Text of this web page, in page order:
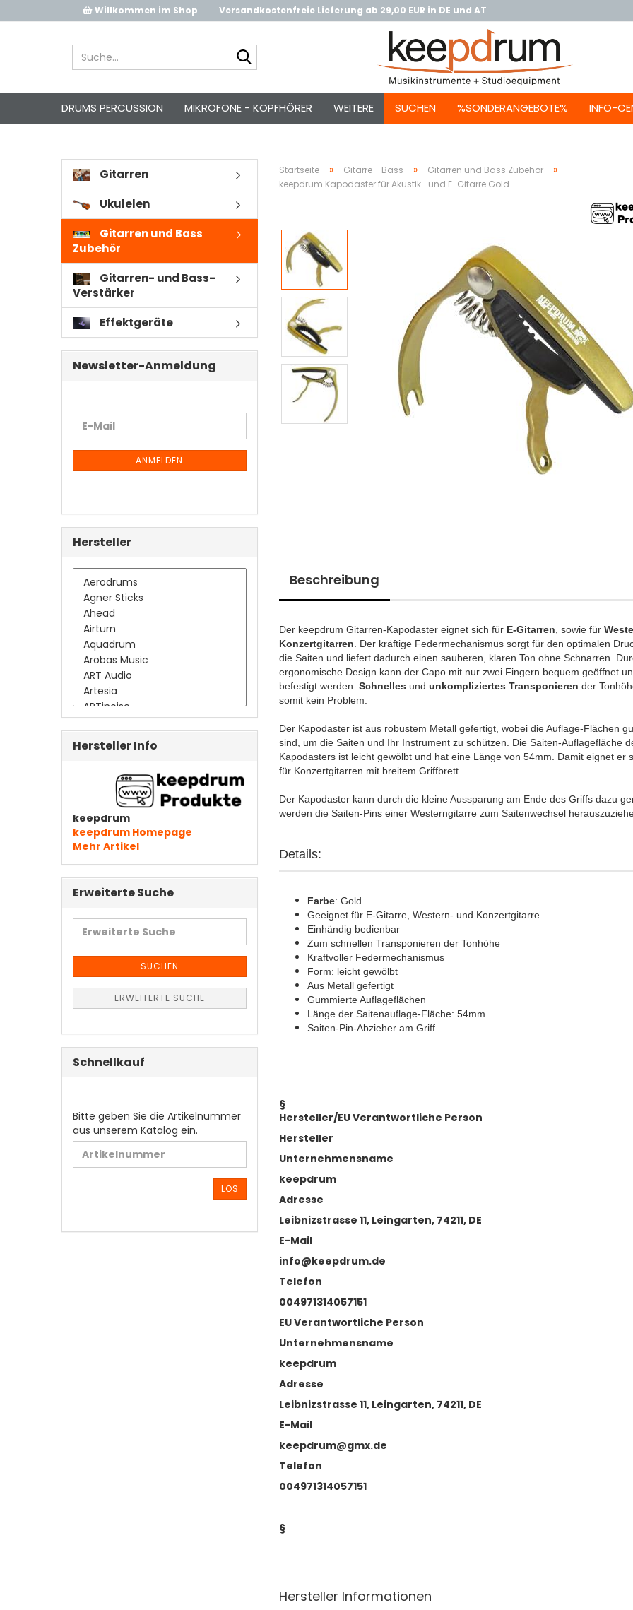
Willkommen im Shop Versandkostenfreie Lieferung ab 29,00 EUR in DE und AT
DRUMS PERCUSSION MIKROFONE - KOPFHÖRER SUCHEN %SONDERANGEBOTE% INFO-
WEITERE
Startseite » Gitarre - Bass » Gitarren und Bass Zubehör »
keepdrum Kapodaster für Akustik- und E-Gitarre Gold
Beschreibung
Der keepdrum Gitarren-Kapodaster eignet sich für E-Gitarren , sowie für
Konzertgitarren . Der kräftige Federmechanismus sorgt für den optimalen
die Saiten und liefert dadurch einen sauberen, klaren Ton ohne Schnarren.
ergonomische Design kann der Capo mit nur zwei Fingern bequem geöffnet
befestigt werden. Schnelles und unkompliziertes Transponieren der
somit kein Problem.
Der Kapodaster ist aus robustem Metall gefertigt, wobei die Auflage-Flächen
sind, um die Saiten und Ihr Instrument zu schützen. Die Saiten-Auflagefläche
Kapodasters ist leicht gewölbt und hat eine Länge von 54mm. Damit eignet er
für Konzertgitarren mit breitem Griffbrett.
Der Kapodaster kann durch die kleine Aussparung am Ende des Griffs dazu
werden die Saiten-Pins einer Westerngitarre zum Saitenwechsel
Details:
Farbe: Gold
Geeignet für E-Gitarre, Western- und Konzertgitarre
Einhändig bedienbar
Zum schnellen Transponieren der Tonhöhe
Kraftvoller Federmechanismus
Form: leicht gewölbt
Aus Metall gefertigt
Gummierte Auflageflächen
Länge der Saitenauflage-Fläche: 54mm
Saiten-Pin-Abzieher am Griff
§
Hersteller/EU Verantwortliche Person
Hersteller
Unternehmensname
keepdrum
Adresse
Leibnizstrasse 11, Leingarten, 74211, DE
E-Mail
info@keepdrum.de
Telefon
004971314057151
EU Verantwortliche Person
Unternehmensname
keepdrum
Adresse
Leibnizstrasse 11, Leingarten, 74211, DE
E-Mail
keepdrum@gmx.de
Telefon
004971314057151
§
Hersteller Informationen
Gitarren
Ukulelen
Gitarren und Bass
Zubehör
Gitarren- und Bass-
Verstärker
Effektgeräte
Newsletter-Anmeldung
WEITER
ZUR
NEWSLETTER-
ANMELDUNG
E-
Mail
ANMELDEN
Hersteller
Hersteller Info
keepdrum
keepdrum Homepage
Mehr Artikel
Erweiterte Suche
Erweiterte
Suche
SUCHEN
ERWEITERTE SUCHE
Schnellkauf
BITTE
GEBEN
SIE
DIE
ARTIKELNUMMER
EIN.
Bitte geben Sie die Artikelnummer
aus unserem Katalog ein.
LOS